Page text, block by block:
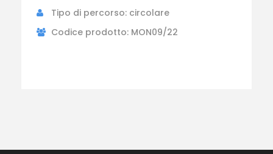
Tipo di percorso: circolare
Codice prodotto: MON09/22